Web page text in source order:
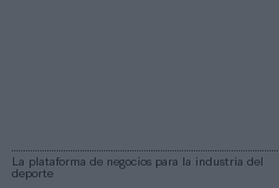
La plataforma de negocios para la industria del
deporte